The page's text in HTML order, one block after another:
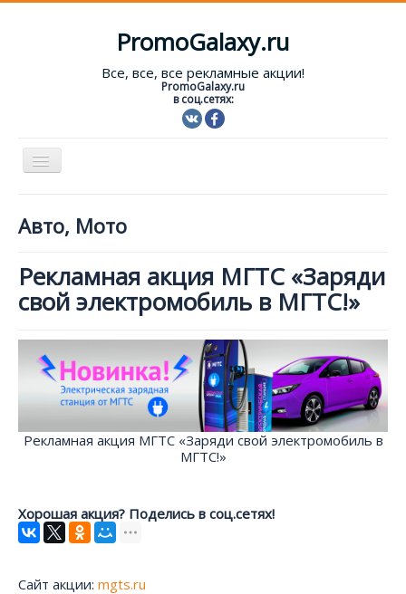
PromoGalaxy.ru
Все, все, все рекламные акции!
PromoGalaxy.ru
в соц.сетях:
Включить/
Форум
Авто, Мото
Рекламная акция МГТС «Заряди
свой электромобиль в МГТС!»
Рекламная акция МГТС «Заряди свой электромобиль в
МГТС!»
Хорошая акция? Поделись в соц.сетях!
Сайт акции: mgts.ru